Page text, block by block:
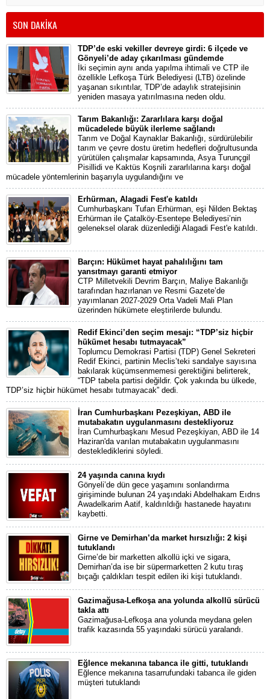
SON DAKİKA
TDP’de eski vekiller devreye girdi: 6 ilçede ve
Gönyeli’de aday çıkarılması gündemde
İki seçimin aynı anda yapılma ihtimali ve CTP ile
özellikle Lefkoşa Türk Belediyesi (LTB) özelinde
yaşanan sıkıntılar, TDP’de adaylık stratejisinin
yeniden masaya yatırılmasına neden oldu.
Tarım Bakanlığı: Zararlılara karşı doğal
mücadelede büyük ilerleme sağlandı
Tarım ve Doğal Kaynaklar Bakanlığı, sürdürülebilir
tarım ve çevre dostu üretim hedefleri doğrultusunda
yürütülen çalışmalar kapsamında, Asya Turunçgil
Pisillidi ve Kaktüs Koşnili zararlılarına karşı doğal
mücadele yöntemlerinin başarıyla uygulandığını ve
Erhürman, Alagadi Fest'e katıldı
Cumhurbaşkanı Tufan Erhürman, eşi Nilden Bektaş
Erhürman ile Çatalköy-Esentepe Belediyesi’nin
geleneksel olarak düzenlediği Alagadi Fest'e katıldı.
Barçın: Hükümet hayat pahalılığını tam
yansıtmayı garanti etmiyor
CTP Milletvekili Devrim Barçın, Maliye Bakanlığı
tarafından hazırlanan ve Resmi Gazete’de
yayımlanan 2027-2029 Orta Vadeli Mali Plan
üzerinden hükümete eleştirilerde bulundu.
Redif Ekinci’den seçim mesajı: “TDP’siz hiçbir
hükümet hesabı tutmayacak”
Toplumcu Demokrasi Partisi (TDP) Genel Sekreteri
Redif Ekinci, partinin Meclis’teki sandalye sayısına
bakılarak küçümsenmemesi gerektiğini belirterek,
“TDP tabela partisi değildir. Çok yakında bu ülkede,
TDP’siz hiçbir hükümet hesabı tutmayacak” dedi.
İran Cumhurbaşkanı Pezeşkiyan, ABD ile
mutabakatın uygulanmasını destekliyoruz
İran Cumhurbaşkanı Mesud Pezeşkiyan, ABD ile 14
Haziran'da varılan mutabakatın uygulanmasını
desteklediklerini söyledi.
24 yaşında canına kıydı
Gönyeli’de dün gece yaşamını sonlandırma
girişiminde bulunan 24 yaşındaki Abdelhakam Eıdrıs
Awadelkarim Aatif, kaldırıldığı hastanede hayatını
kaybetti.
Girne ve Demirhan’da market hırsızlığı: 2 kişi
tutuklandı
Girne’de bir marketten alkollü içki ve sigara,
Demirhan’da ise bir süpermarketten 2 kutu tıraş
bıçağı çaldıkları tespit edilen iki kişi tutuklandı.
Gazimağusa-Lefkoşa ana yolunda alkollü sürücü
takla attı
Gazimağusa-Lefkoşa ana yolunda meydana gelen
trafik kazasında 55 yaşındaki sürücü yaralandı.
Eğlence mekanına tabanca ile gitti, tutuklandı
Eğlence mekanına tasarrufundaki tabanca ile giden
müşteri tutuklandı